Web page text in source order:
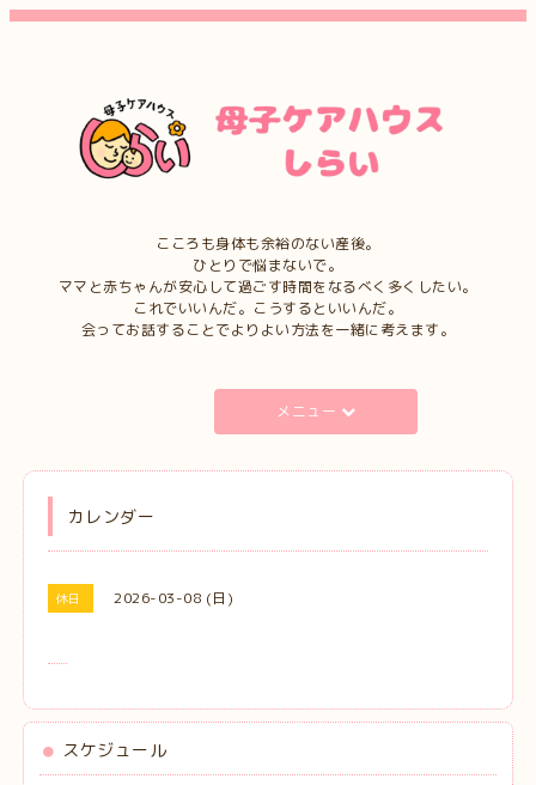
こころも身体も余裕のない産後。
ひとりで悩まないで。
ママと赤ちゃんが安心して過ごす時間をなるべく多くしたい。
これでいいんだ。こうするといいんだ。
会ってお話することでよりよい方法を一緒に考えます。
メニュー
カレンダー
休日 2026-03-08 (日)
スケジュール